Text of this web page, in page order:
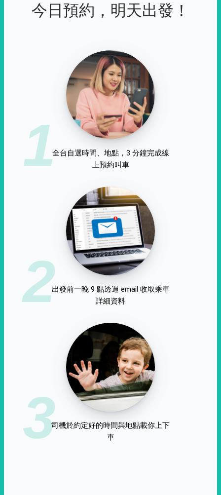
今日預約，明天出發！
1全台自選時間、地點，3 分鐘完成線
上預約叫車
2出發前一晚 9 點透過 email 收取乘車
詳細資料
3司機於約定好的時間與地點載你上下
車